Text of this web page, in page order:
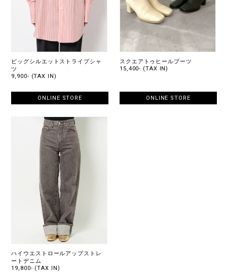
ビッグシルエットストライプシャ
ツ
9,900- (TAX IN)
ONLINE STORE
スクエアトゥヒールブーツ
15,400- (TAX IN)
ONLINE STORE
ハイウエストロールアップストレ
ートデニム
19,800- (TAX IN)